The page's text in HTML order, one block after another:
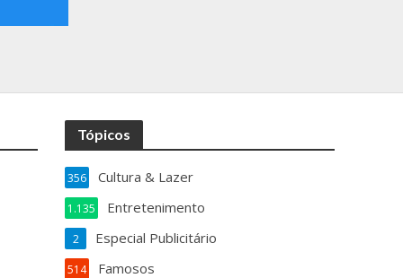
Tópicos
Cultura & Lazer
356
Entretenimento
1.135
Especial Publicitário
2
Famosos
514